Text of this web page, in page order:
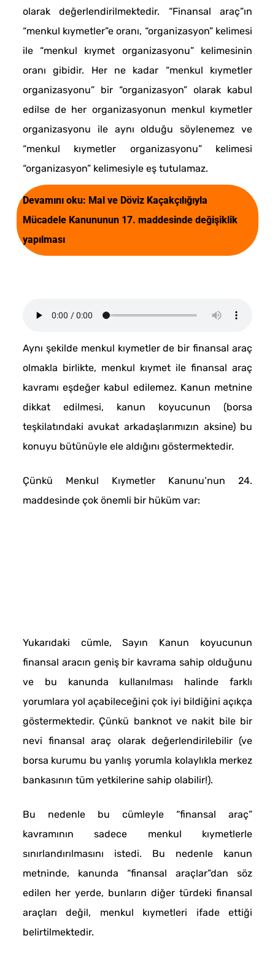
olarak değerlendirilmektedir. “Finansal araç”ın
“menkul kıymetler”e oranı, “organizasyon” kelimesi
ile “menkul kıymet organizasyonu” kelimesinin
oranı gibidir. Her ne kadar “menkul kıymetler
organizasyonu” bir “organizasyon” olarak kabul
edilse de her organizasyonun menkul kıymetler
organizasyonu ile aynı olduğu söylenemez ve
“menkul kıymetler organizasyonu” kelimesi
“organizasyon” kelimesiyle eş tutulamaz.
Devamını oku: Mal ve Döviz Kaçakçılığıyla
Mücadele Kanununun 17. maddesinde değişiklik
yapılması
Aynı şekilde menkul kıymetler de bir finansal araç
olmakla birlikte, menkul kıymet ile finansal araç
kavramı eşdeğer kabul edilemez. Kanun metnine
dikkat edilmesi, kanun koyucunun (borsa
teşkilatındaki avukat arkadaşlarımızın aksine) bu
konuyu bütünüyle ele aldığını göstermektedir.
Çünkü Menkul Kıymetler Kanunu’nun 24.
maddesinde çok önemli bir hüküm var:
Yukarıdaki cümle, Sayın Kanun koyucunun
finansal aracın geniş bir kavrama sahip olduğunu
ve bu kanunda kullanılması halinde farklı
yorumlara yol açabileceğini çok iyi bildiğini açıkça
göstermektedir. Çünkü banknot ve nakit bile bir
nevi finansal araç olarak değerlendirilebilir (ve
borsa kurumu bu yanlış yorumla kolaylıkla merkez
bankasının tüm yetkilerine sahip olabilir!).
Bu nedenle bu cümleyle “finansal araç”
kavramının sadece menkul kıymetlerle
sınırlandırılmasını istedi. Bu nedenle kanun
metninde, kanunda “finansal araçlar”dan söz
edilen her yerde, bunların diğer türdeki finansal
araçları değil, menkul kıymetleri ifade ettiği
belirtilmektedir.